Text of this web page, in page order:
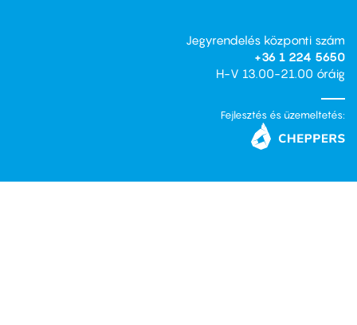
Jegyrendelés központi szám
+36 1 224 5650
H-V 13.00-21.00 óráig
Fejlesztés és üzemeltetés: